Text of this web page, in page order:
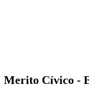
Merito Cívico -